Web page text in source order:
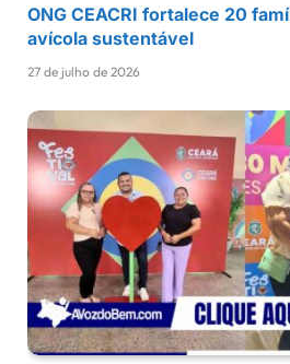
ONG CEACRI fortalece 20
avícola sustentável
27 de julho de 2026